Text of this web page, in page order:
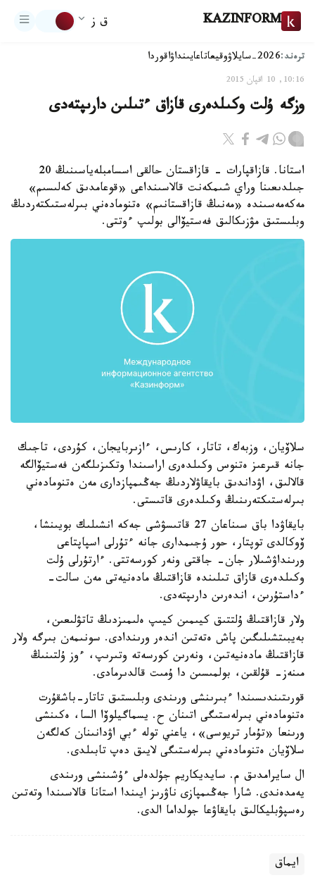
KAZINFORM ق ز
ترەند:2026-سايلاۋ وقيعاتاعايىنداۋاقوردا
10:16, 10 اقپان 2015
وزگە ۇلت وكىلدەرى قازاق ءتىلىن دارىپتەدى
استانا. قازاقپارات - قازاقستان حالقى اسسامبلەياسىنىڭ 20
جىلدىعىنا وراي شىمكەنت قالاسىنداعى «قوعامدىق كەلىسىم»
مەكەمەسىندە «مەنىڭ قازاقستانىم» ەتنومادەني بىرلەستىكتەردىڭ
وبلىستىق مۋزىكالىق فەستيۆالى بولىپ ءوتتى.
سلاۆيان، وزبەك، تاتار، كارىس، ءازىربايجان، كۇردى، تاجىك
جانە قىرعىز ەتنوس وكىلدەرى اراسىندا وتكىزىلگەن فەستيۆالگە
قالالىق، اۋداندىق بايقاۋلاردىڭ جەڭىمپازدارى مەن ەتنومادەني
بىرلەستىكتەرىنىڭ وكىلدەرى قاتىستى.
بايقاۋدا باق سىناعان 27 قاتىسۋشى جەكە انشىلىك بويىنشا،
ۆوكالدى توپتار، حور ۇجىمدارى جانە ءتۇرلى اسپاپتاعى
ورىنداۋشىلار جان- جاقتى ونەر كورسەتتى. ءارتۇرلى ۇلت
وكىلدەرى قازاق تىلىندە قازاقتىڭ مادەنيەتى مەن سالت-
ءداستۇرىن، اندەرىن دارىپتەدى.
ولار قازاقتىڭ ۇلتتىق كيىمىن كيىپ ەلىمىزدىڭ تاتۋلىعىن،
بەيبىتشىلىگىن پاش ەتەتىن اندەر ورىندادى. سونىمەن بىرگە ولار
قازاقتىڭ مادەنيەتىن، ونەرىن كورسەتە وتىرىپ، ءوز ۇلتىنىڭ
مىنەز- قۇلقىن، بولمىسىن دا ۇمىت قالدىرمادى.
قورىتىندىسىندا ءبىرىنشى ورىندى وبلىستىق تاتار-باشقۇرت
ەتنومادەني بىرلەستىگى اتىنان ح. يسماگيلوۆا السا، ەكىنشى
ورىنعا «تۇمار تريوسى»، ياعني تولە ءبي اۋدانىنان كەلگەن
سلاۆيان ەتنومادەني بىرلەستىگى لايىق دەپ تابىلدى.
ال سايرامدىق م. سايديكاريم جۇلدەلى ءۇشىنشى ورىندى
يەمدەندى. شارا جەڭىمپازى ناۋرىز ايىندا استانا قالاسىندا وتەتىن
رەسپۋبليكالىق بايقاۋعا جولداما الدى.
ايماق